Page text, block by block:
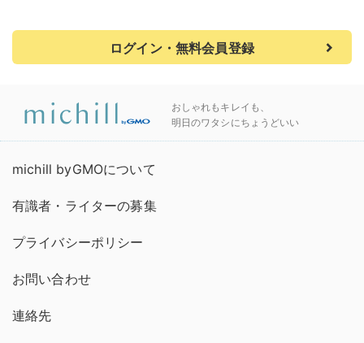
ログイン・無料会員登録
おしゃれもキレイも、
明日のワタシにちょうどいい
michill byGMOについて
有識者・ライターの募集
プライバシーポリシー
お問い合わせ
連絡先